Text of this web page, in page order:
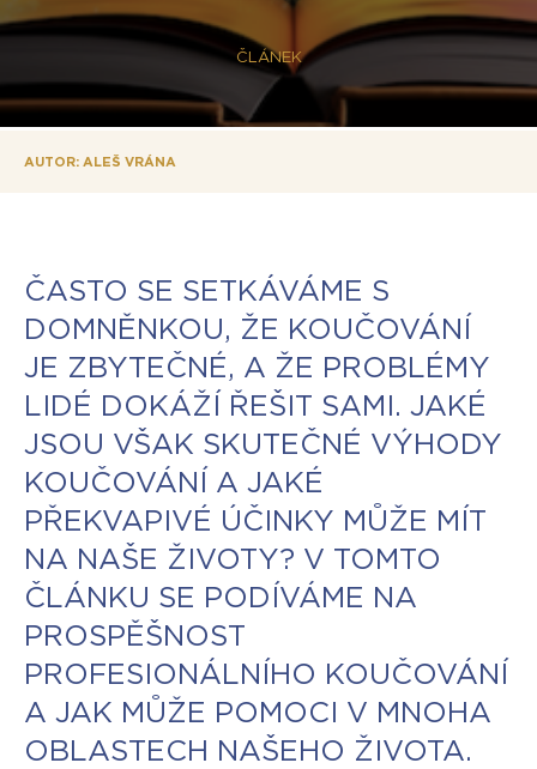
ČLÁNEK
AUTOR: ALEŠ VRÁNA
ČASTO SE SETKÁVÁME S
DOMNĚNKOU, ŽE KOUČOVÁNÍ
JE ZBYTEČNÉ, A ŽE PROBLÉMY
LIDÉ DOKÁŽÍ ŘEŠIT SAMI. JAKÉ
JSOU VŠAK SKUTEČNÉ VÝHODY
KOUČOVÁNÍ A JAKÉ
PŘEKVAPIVÉ ÚČINKY MŮŽE MÍT
NA NAŠE ŽIVOTY? V TOMTO
ČLÁNKU SE PODÍVÁME NA
PROSPĚŠNOST
PROFESIONÁLNÍHO KOUČOVÁNÍ
A JAK MŮŽE POMOCI V MNOHA
OBLASTECH NAŠEHO ŽIVOTA.